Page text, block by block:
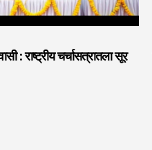
: राष्ट्रीय चर्चासत्रातला सूर